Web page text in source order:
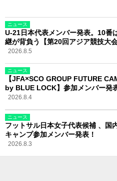
ニュース
U-21日本代表メンバー発表。10番
継が背負う【第20回アジア競技大会
2026.8.5
ニュース
【JFA×SCO GROUP FUTURE
by BLUE LOCK】参加メンバー発
2026.8.4
ニュース
フットサル日本女子代表候補 、国
キャンプ参加メンバー発表！
2026.8.3